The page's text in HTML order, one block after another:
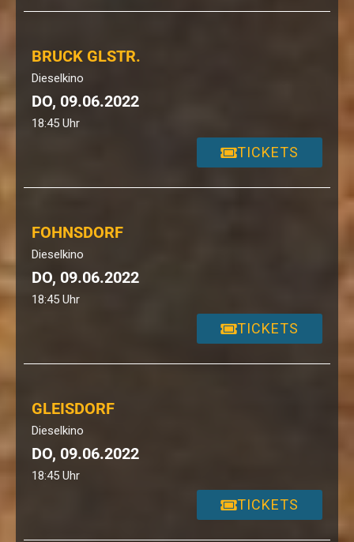
BRUCK GLSTR.
Dieselkino
DO, 09.06.2022
18:45 Uhr
TICKETS
FOHNSDORF
Dieselkino
DO, 09.06.2022
18:45 Uhr
TICKETS
GLEISDORF
Dieselkino
DO, 09.06.2022
18:45 Uhr
TICKETS